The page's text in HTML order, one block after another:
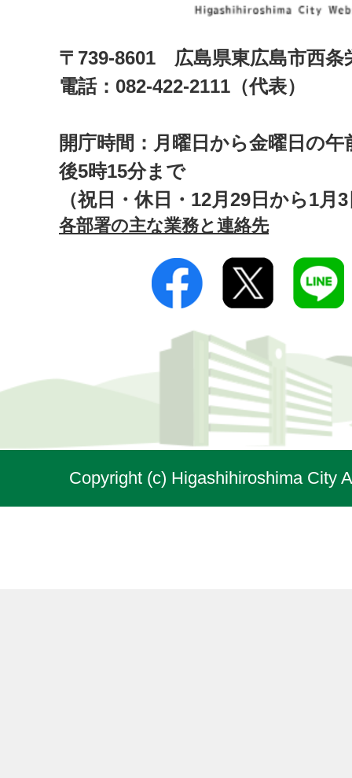
〒739-8601 広島県東広島市西
電話：082-422-2111（代表）
開庁時間：月曜日から金曜日の午
後5時15分まで
（祝日・休日・12月29日から1月
各部署の主な業務と連絡先
Copyright (c) Higashihiroshima City